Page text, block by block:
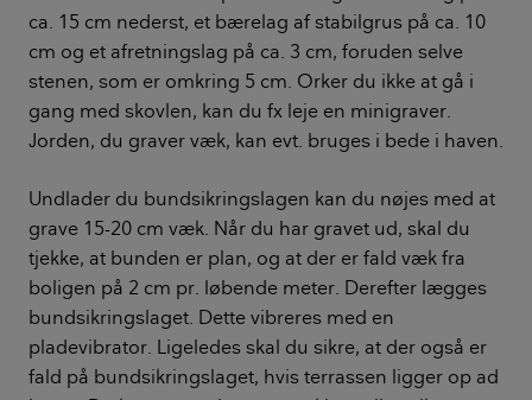
ca. 15 cm nederst, et bærelag af stabilgrus på ca. 10
cm og et afretningslag på ca. 3 cm, foruden selve
stenen, som er omkring 5 cm. Orker du ikke at gå i
gang med skovlen, kan du fx leje en minigraver.
Jorden, du graver væk, kan evt. bruges i bede i haven.
Undlader du bundsikringslagen kan du nøjes med at
grave 15-20 cm væk. Når du har gravet ud, skal du
tjekke, at bunden er plan, og at der er fald væk fra
boligen på 2 cm pr. løbende meter. Derefter lægges
bundsikringslaget. Dette vibreres med en
pladevibrator. Ligeledes skal du sikre, at der også er
fald på bundsikringslaget, hvis terrassen ligger op ad